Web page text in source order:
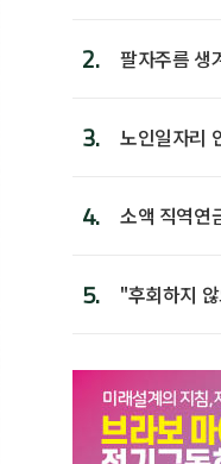
2. 팔자주름 생
3.
노인일자리
4.
소액 직역연
5.
"후회하지